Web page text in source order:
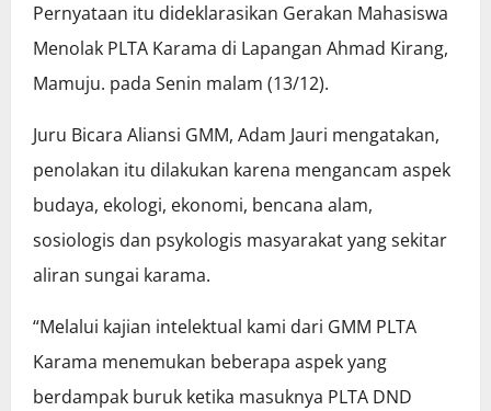
Pernyataan itu dideklarasikan Gerakan Mahasiswa
Menolak PLTA Karama di Lapangan Ahmad Kirang,
Mamuju. pada Senin malam (13/12).
Juru Bicara Aliansi GMM, Adam Jauri mengatakan,
penolakan itu dilakukan karena mengancam aspek
budaya, ekologi, ekonomi, bencana alam,
sosiologis dan psykologis masyarakat yang sekitar
aliran sungai karama.
“Melalui kajian intelektual kami dari GMM PLTA
Karama menemukan beberapa aspek yang
berdampak buruk ketika masuknya PLTA DND